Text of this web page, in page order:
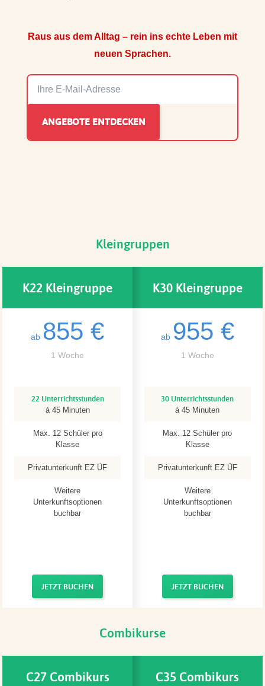
Raus aus dem Alltag – rein ins echte Leben mit
neuen Sprachen.
Kleingruppen
K22 Kleingruppe
ab 855 €
1 Woche
22 Unterrichtsstunden
á 45 Minuten
Max. 12 Schüler pro
Klasse
Privatunterkunft EZ ÜF
Weitere
Unterkunftsoptionen
buchbar
JETZT BUCHEN
K30 Kleingruppe
ab 955 €
1 Woche
30 Unterrichtsstunden
á 45 Minuten
Max. 12 Schüler pro
Klasse
Privatunterkunft EZ ÜF
Weitere
Unterkunftsoptionen
buchbar
JETZT BUCHEN
Combikurse
C27 Combikurs C35 Combikurs